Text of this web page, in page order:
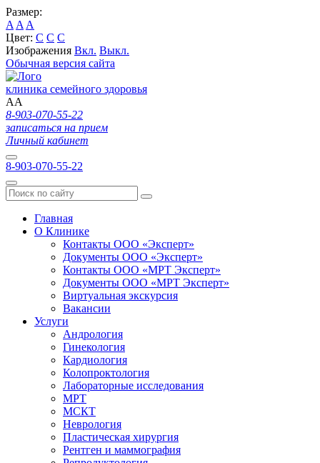
Размер:
A A A
Цвет: C C C
Изображения Вкл. Выкл.
Обычная версия сайта
клиника семейного здоровья
AA
8-903-070-55-22
записаться на прием
Личный кабинет
8-903-070-55-22
Главная
О Клинике
Контакты ООО «Эксперт»
Документы ООО «Эксперт»
Контакты ООО «МРТ Эксперт»
Документы ООО «МРТ Эксперт»
Виртуальная экскурсия
Вакансии
Услуги
Андрология
Гинекология
Кардиология
Колопроктология
Лабораторные исследования
МРТ
МСКТ
Неврология
Пластическая хирургия
Рентген и маммография